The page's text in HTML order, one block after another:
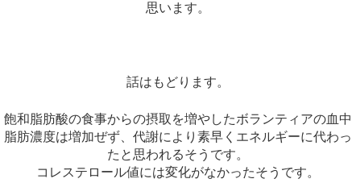
思います。
話はもどります。
飽和脂肪酸の食事からの摂取を増やしたボランティアの血中
脂肪濃度は増加ぜず、代謝により素早くエネルギーに代わっ
たと思われるそうです。
コレステロール値には変化がなかったそうです。